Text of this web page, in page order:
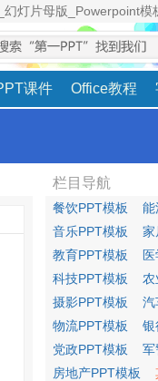
灯片母版_Powerpoint模
素材分享 | 网站地图
课件 Office教程
栏目导航
餐饮PPT模板 能
音乐PPT模板
家
教育PPT模板
科技PPT模板
农
摄影PPT模板
汽
物流PPT模板
银
党政PPT模板
军
房地产PPT模板